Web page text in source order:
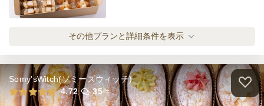
③〈1人2個〉PREMIUM 贅沢DELIサンドイ
ッチプラン
④〈1人2個〉PREMIUM DELI＆SWEETSサ
ンドイッチプラン
その他プランと詳細条件を表示
Somy'sWitch(ソミーズウィッチ)
4.72
35件